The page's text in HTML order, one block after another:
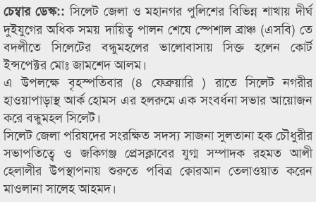
চেম্বার ডেস্ক:: সিলেট জেলা ও মহানগর পুলিশের বিভিন্ন শাখায় দীর্ঘ
দুইযুগের অধিক সময় দায়িত্ব পালন শেষে স্পেশাল ব্রাঞ্চ (এসবি) তে
বদলীতে সিলেটের বন্ধুমহলের ভালোবাসায় সিক্ত হলেন কোর্ট
ইন্সপেক্টর মোঃ জামশেদ আলম।
এ উপলক্ষে বৃহস্পতিবার (৪ ফেব্রুয়ারি ) রাতে সিলেট নগরীর
হাওয়াপাড়াস্থ আর্ক হোমস এর হলরুমে এক সংবর্ধনা সভার আয়োজন
করে বন্ধুমহল সিলেট।
সিলেট জেলা পরিষদের সংরক্ষিত সদস্য সাজনা সুলতানা হক চৌধুরীর
সভাপতিত্বে ও জকিগঞ্জ প্রেসক্লাবের যুগ্ম সম্পাদক রহমত আলী
হেলালীর উপস্থাপনায় শুরুতে পবিত্র ক্বোরআন তেলাওয়াত করেন
মাওলানা সালেহ আহমদ।